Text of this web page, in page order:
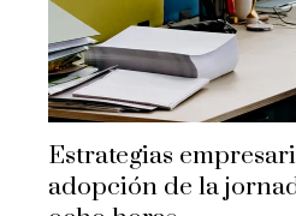
Estrategias
adopción de la